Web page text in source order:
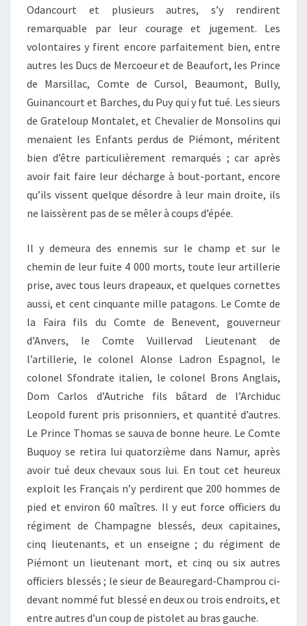
Odancourt et plusieurs autres, s’y rendirent
remarquable par leur courage et jugement. Les
volontaires y firent encore parfaitement bien, entre
autres les Ducs de Mercoeur et de Beaufort, les Prince
de Marsillac, Comte de Cursol, Beaumont, Bully,
Guinancourt et Barches, du Puy qui y fut tué. Les sieurs
de Grateloup Montalet, et Chevalier de Monsolins qui
menaient les Enfants perdus de Piémont, méritent
bien d’être particulièrement remarqués ; car après
avoir fait faire leur décharge à bout-portant, encore
qu’ils vissent quelque désordre à leur main droite, ils
ne laissèrent pas de se mêler à coups d’épée.
Il y demeura des ennemis sur le champ et sur le
chemin de leur fuite 4 000 morts, toute leur artillerie
prise, avec tous leurs drapeaux, et quelques cornettes
aussi, et cent cinquante mille patagons. Le Comte de
la Faira fils du Comte de Benevent, gouverneur
d’Anvers, le Comte Vuillervad Lieutenant de
l’artillerie, le colonel Alonse Ladron Espagnol, le
colonel Sfondrate italien, le colonel Brons Anglais,
Dom Carlos d’Autriche fils bâtard de l’Archiduc
Leopold furent pris prisonniers, et quantité d’autres.
Le Prince Thomas se sauva de bonne heure. Le Comte
Buquoy se retira lui quatorzième dans Namur, après
avoir tué deux chevaux sous lui. En tout cet heureux
exploit les Français n’y perdirent que 200 hommes de
pied et environ 60 maîtres. Il y eut force officiers du
régiment de Champagne blessés, deux capitaines,
cinq lieutenants, et un enseigne ; du régiment de
Piémont un lieutenant mort, et cinq ou six autres
officiers blessés ; le sieur de Beauregard-Champrou ci-
devant nommé fut blessé en deux ou trois endroits, et
entre autres d’un coup de pistolet au bras gauche.